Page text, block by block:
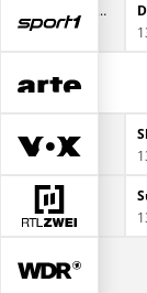
Hardcore Pawn Chicago